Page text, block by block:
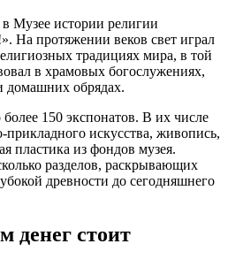
Музее истории религии
На протяжении веков свет играл
традициях мира, в той
в храмовых богослужениях,
домашних обрядах.
150 экспонатов. В их числе
прикладного искусства, живопись,
пластика из фондов музея.
разделов, раскрывающих
древности до сегодняшнего
денег стоит